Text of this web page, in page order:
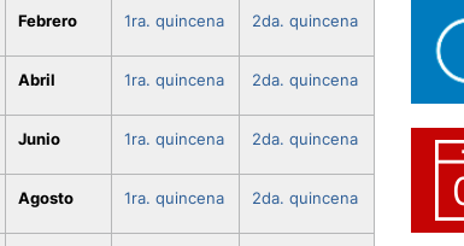
Febrero 1ra. quincena 2da. quincena
Abril 1ra. quincena 2da. quincena
Junio 1ra. quincena 2da. quincena
Agosto 1ra. quincena 2da. quincena